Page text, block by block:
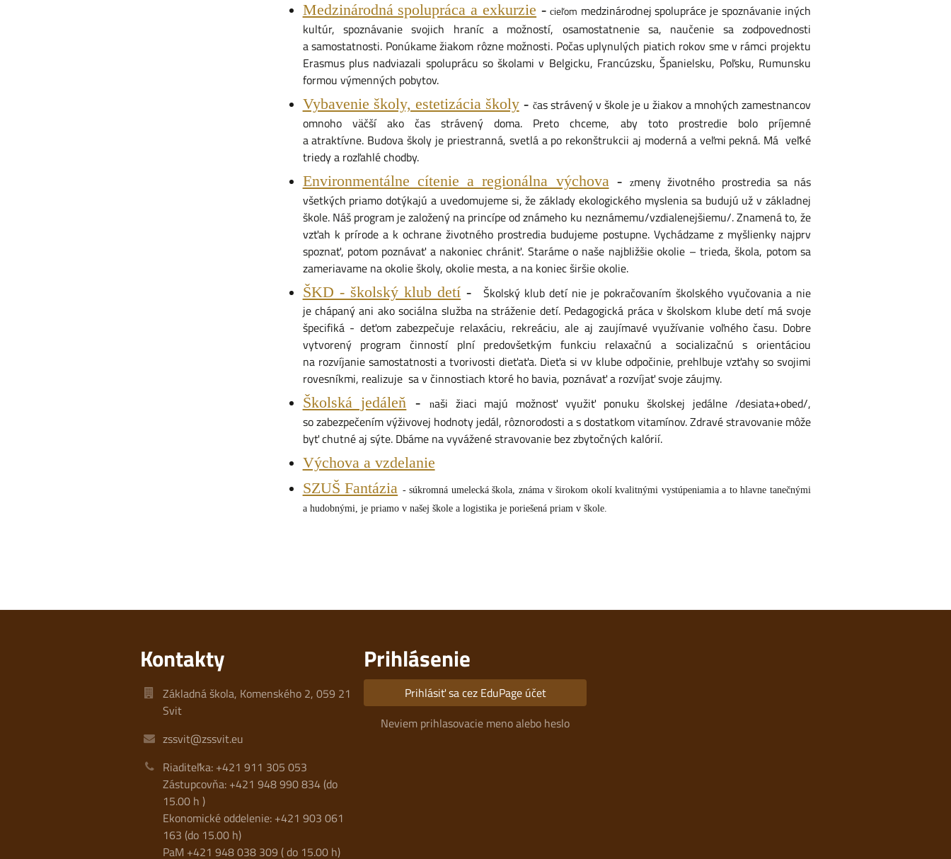
Medzinárodná spolupráca a exkurzie -cieľom medzinárodnej spolupráce je spoznávanie iných
kultúr, spoznávanie svojich hraníc a možností, osamostatnenie sa, naučenie sa zodpovednosti
a samostatnosti. Ponúkame žiakom rôzne možnosti. Počas uplynulých piatich rokov sme v rámci projektu
Erasmus plus nadviazali spoluprácu so školami v Belgicku, Francúzsku, Španielsku, Poľsku, Rumunsku
formou výmenných pobytov.
Vybavenie školy, estetizácia školy- čas strávený v škole je u žiakov a mnohých zamestnancov
omnoho väčší ako čas strávený doma. Preto chceme, aby toto prostredie bolo príjemné
a atraktívne. Budova školy je priestranná, svetlá a po rekonštrukcii aj moderná a veľmi pekná. Má veľké
triedy a rozľahlé chodby.
Environmentálne cítenie a regionálna výchova-zmeny životného prostredia sa nás
všetkých priamo dotýkajú a uvedomujeme si, že základy ekologického myslenia sa budujú už v základnej
škole. Náš program je založený na princípe od známeho ku neznámemu/vzdialenejšiemu/. Znamená to, že
vzťah k prírode a k ochrane životného prostredia budujeme postupne. Vychádzame z myšlienky najprv
spoznať, potom poznávať a nakoniec chrániť. Staráme o naše najbližšie okolie – trieda, škola, potom sa
zameriavame na okolie školy, okolie mesta, a na koniec širšie okolie.
ŠKD - školský klub detí - Školský klub detí nie je pokračovaním školského vyučovania a nie
je chápaný ani ako sociálna služba na stráženie detí. Pedagogická práca v školskom klube detí má svoje
špecifiká - deťom zabezpečuje relaxáciu, rekreáciu, ale aj zaujímavé využívanie voľného času. Dobre
vytvorený program činností plní predovšetkým funkciu relaxačnú a socializačnú s orientáciou
na rozvíjanie samostatnosti a tvorivosti dieťaťa. Dieťa si vv klube odpočinie, prehlbuje vzťahy so svojimi
rovesníkmi, realizuje sa v činnostiach ktoré ho bavia, poznávať a rozvíjať svoje záujmy.
Školská jedáleň - naši žiaci majú možnosť využiť ponuku školskej jedálne /desiata+obed/,
so zabezpečením výživovej hodnoty jedál, rôznorodosti a s dostatkom vitamínov. Zdravé stravovanie môže
byť chutné aj sýte. Dbáme na vyvážené stravovanie bez zbytočných kalórií.
Výchova a vzdelanie
SZUŠ Fantázia - súkromná umelecká škola, známa v širokom okolí kvalitnými vystúpeniamia a to hlavne tanečnými
a hudobnými, je priamo v našej škole a logistika je poriešená priam v škole.
Kontakty
Základná škola, Komenského 2, 059 21
Svit
zssvit@zssvit.eu
Riaditeľka: +421 911 305 053
Zástupcovňa: +421 948 990 834 (do
15.00 h )
Ekonomické oddelenie: +421 903 061
163 (do 15.00 h)
PaM +421 948 038 309 ( do 15.00 h)
Prihlásenie
Prihlásiť sa cez EduPage účet
Neviem prihlasovacie meno alebo heslo